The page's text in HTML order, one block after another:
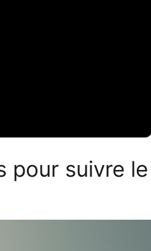
pour suivre le